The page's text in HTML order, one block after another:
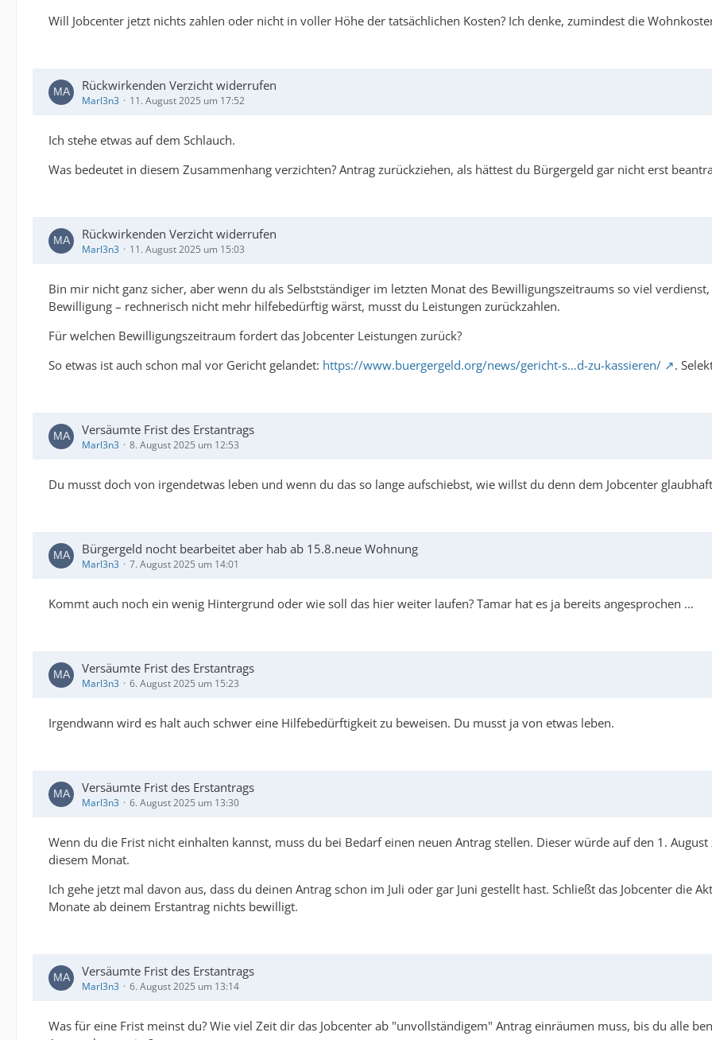
Will Jobcenter jetzt nichts zahlen oder nicht in voller Höhe der tatsächlichen Kosten? Ich denke, zumindest die
Rückwirkenden Verzicht widerrufen
Marl3n3 11. August 2025 um 17:52
Ich stehe etwas auf dem Schlauch.
Was bedeutet in diesem Zusammenhang verzichten? Antrag zurückziehen, als hättest du Bürgergeld gar nicht erst
Rückwirkenden Verzicht widerrufen
Marl3n3 11. August 2025 um 15:03
Bin mir nicht ganz sicher, aber wenn du als Selbstständiger im letzten Monat des Bewilligungszeitraums so viel
Bewilligung – rechnerisch nicht mehr hilfebedürftig wärst, musst du Leistungen zurückzahlen.
Für welchen Bewilligungszeitraum fordert das Jobcenter Leistungen zurück?
So etwas ist auch schon mal vor Gericht gelandet: https://www.buergergeld.org/news/gericht-s…d-zu-kassieren/ .
Versäumte Frist des Erstantrags
Marl3n3 8. August 2025 um 12:53
Du musst doch von irgendetwas leben und wenn du das so lange aufschiebst, wie willst du denn dem Jobcenter
Bürgergeld nocht bearbeitet aber hab ab 15.8.neue Wohnung
Marl3n3 7. August 2025 um 14:01
Kommt auch noch ein wenig Hintergrund oder wie soll das hier weiter laufen? Tamar hat es ja bereits angesprochen ...
Versäumte Frist des Erstantrags
Marl3n3 6. August 2025 um 15:23
Irgendwann wird es halt auch schwer eine Hilfebedürftigkeit zu beweisen. Du musst ja von etwas leben.
Versäumte Frist des Erstantrags
Marl3n3 6. August 2025 um 13:30
Wenn du die Frist nicht einhalten kannst, muss du bei Bedarf einen neuen Antrag stellen. Dieser würde auf den 1.
diesem Monat.
Ich gehe jetzt mal davon aus, dass du deinen Antrag schon im Juli oder gar Juni gestellt hast. Schließt das Jobcenter die
Monate ab deinem Erstantrag nichts bewilligt.
Versäumte Frist des Erstantrags
Marl3n3 6. August 2025 um 13:14
Was für eine Frist meinst du? Wie viel Zeit dir das Jobcenter ab "unvollständigem" Antrag einräumen muss, bis du alle